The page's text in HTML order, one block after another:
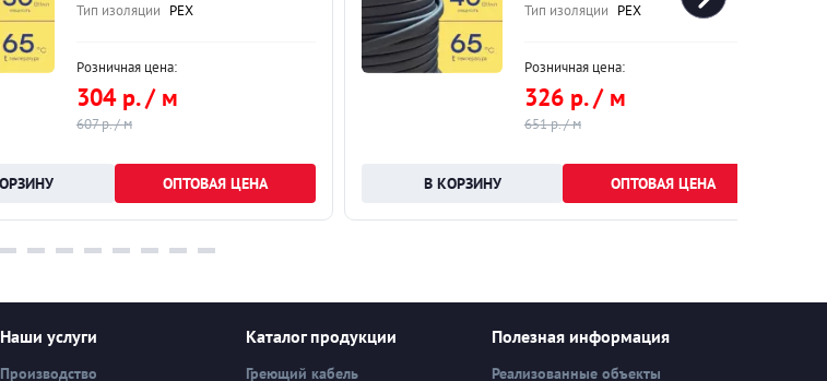
Тип изоляции PEX
Розничная цена:
304 р. / м
607 р. / м
ОПТОВАЯ ЦЕНА
Тип изоляции PEX
Розничная цена:
326 р. / м
651 р. / м
ОПТОВАЯ ЦЕНА
Наши услуги
Производство
Каталог продукции
Греющий кабель
Полезная информация
Реализованные объекты